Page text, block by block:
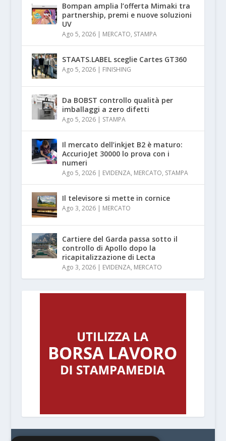
Bompan amplia l’offerta Mimaki tra
partnership, premi e nuove soluzioni
UV
Ago 5, 2026| MERCATO, STAMPA
STAATS.LABEL sceglie Cartes GT360
Ago 5, 2026| FINISHING
Da BOBST controllo qualità per
imballaggi a zero difetti
Ago 5, 2026| STAMPA
Il mercato dell’inkjet B2 è maturo:
AccurioJet 30000 lo prova con i
numeri
Ago 5, 2026| EVIDENZA, MERCATO, STAMPA
Il televisore si mette in cornice
Ago 3, 2026| MERCATO
Cartiere del Garda passa sotto il
controllo di Apollo dopo la
ricapitalizzazione di Lecta
Ago 3, 2026| EVIDENZA, MERCATO